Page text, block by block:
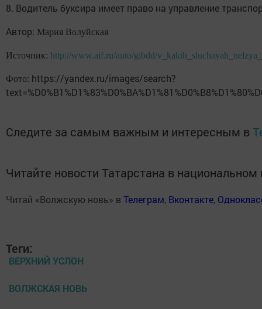
8. Водитель буксира имеет право на управление
Автор: Мария Волуйская
Источник: http://www.aif.ru/auto/gibdd/
Фото: https://yandex.ru/images/search?
Следите за самым важным и интересным в
Читайте новости Татарстана в
Читай «Волжскую новь» в Телеграм, Вконтакте,
Теги:
ВЕРХНИЙ УСЛОН
ВОЛЖСКАЯ НОВЬ